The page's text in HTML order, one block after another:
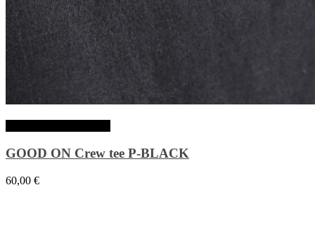
GOOD ON Crew tee P-BLACK
60,00 €